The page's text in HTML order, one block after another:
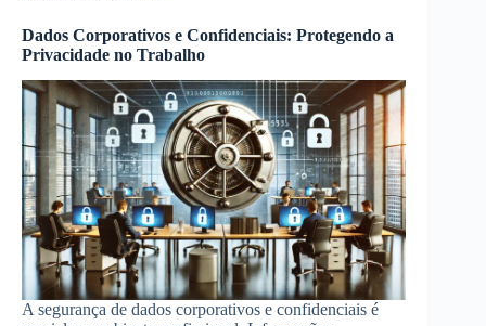
Dados Corporativos e Confidenciais: Protegendo a
Privacidade no Trabalho
A segurança de dados corporativos e confidenciais é